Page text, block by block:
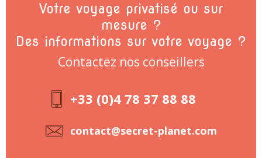
Votre voyage privatisé ou sur
mesure ?
Des informations sur votre voyage ?
Contactez nos conseillers
+33 (0)4 78 37 88 88
contact@secret-planet.com